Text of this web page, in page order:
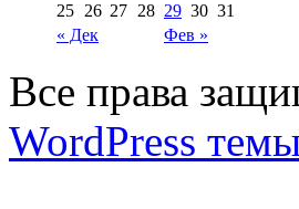
« Дек Фев »
25 26 27 28 29 30 31
Все права
WordPress